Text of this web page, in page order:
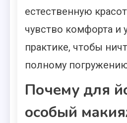
естественную
чувство комфорта и
практике, чтобы
полному
Почему для
особый